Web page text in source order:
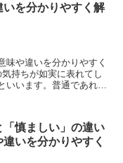
いを分かりやすく解
味や違いを分かりやすく
持ちが如実に表れてし
います。普通であれば
「慎ましい」の違い
いを分かりやすく